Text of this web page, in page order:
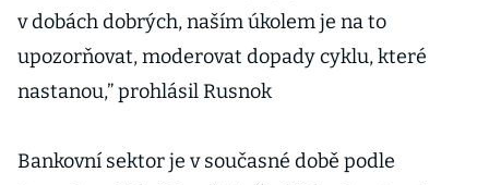
v dobách dobrých, naším úkolem je na to
upozorňovat, moderovat dopady cyklu, které
nastanou,” prohlásil Rusnok
Bankovní sektor je v současné době podle